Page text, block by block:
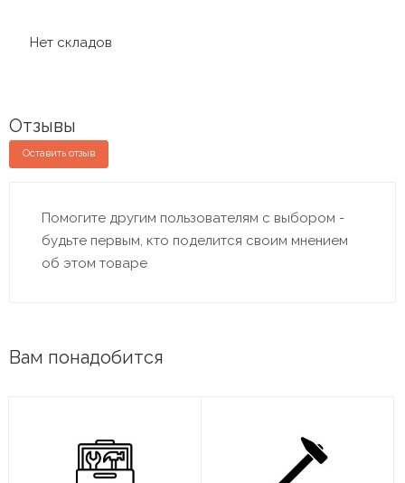
Нет складов
Отзывы
Оставить отзыв
Помогите другим пользователям с выбором -
будьте первым, кто поделится своим мнением
об этом товаре
Вам понадобится